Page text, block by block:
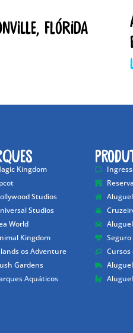
Flórida
Kingdom
Studios
Studios
World
Kingdom
os Adventure
Gardens
Aquáticos
Seguro
Cursos